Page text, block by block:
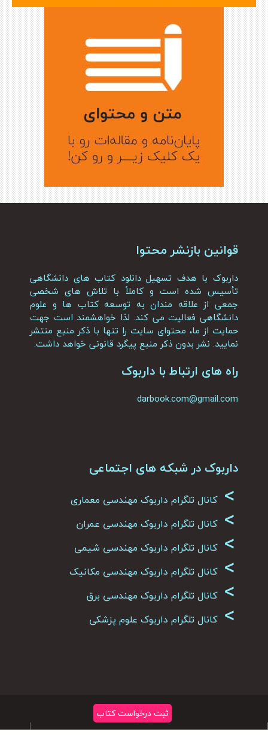
قوانین بازنشر محتوا
داربوک با هدف تسهیل دانلود کتاب های دانشگاهی
تأسیس شده است و کاملاً با تلاش های شخصی
جمعی از علاقه مندان به توسعه کتاب ها و علوم
دانشگاهی فعالیت می کند. لذا خواهشمند است جهت
حمایت از ما، محتوای سایت را تنها با ذکر منبع منتشر
نمایید. نشر بدون ذکر منبع پیگرد قانونی خواهد داشت.
راه های ارتباط با داربوک
darbook.com@gmail.com
داربوک در شبکه های اجتماعی
> کانال تلگرام داربوک مهندسی معماری
> کانال تلگرام داربوک مهندسی عمران
> کانال تلگرام داربوک مهندسی شیمی
> کانال تلگرام داربوک مهندسی مکانیک
> کانال تلگرام داربوک مهندسی برق
> کانال تلگرام داربوک علوم پزشکی
ثبت درخواست کتاب